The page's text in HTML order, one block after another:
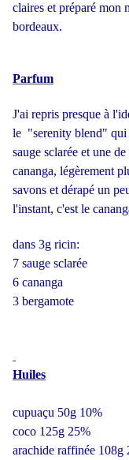
claires et préparé mon
bordeaux.
Parfum
J'ai repris presque à
le "serenity blend" qui
sauge sclarée et une
cananga, légèrement
savons et dérapé un
l'instant, c'est le
dans 3g ricin:
7 sauge sclarée
6 cananga
3 bergamote
Huiles
cupuaçu 50g 10%
coco 125g 25%
arachide raffinée 108g